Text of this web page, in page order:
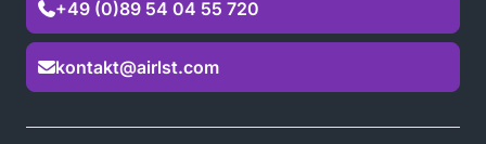
+49 (0)89 54 04 55 720
kontakt@airlst.com